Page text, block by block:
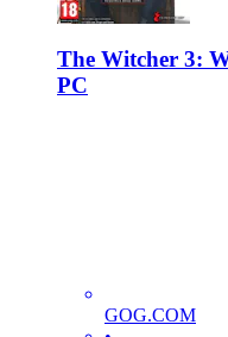
The Witcher 3:
PC
GOG.COM